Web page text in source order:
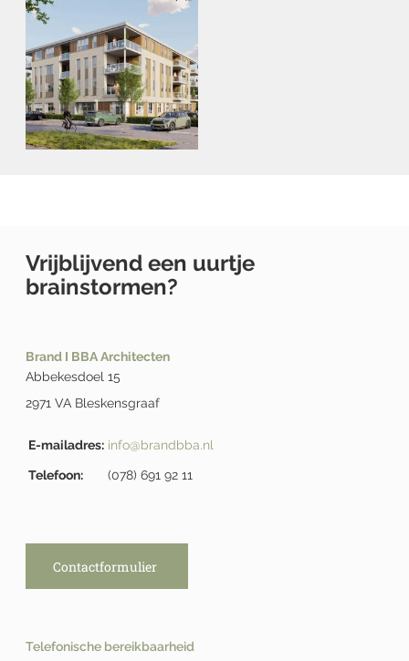
Vrijblijvend een uurtje
brainstormen?
Brand I BBA Architecten
Abbekesdoel 15
2971 VA Bleskensgraaf
E-mailadres: info@brandbba.nl
Telefoon: (078) 691 92 11
Contactformulier
Telefonische bereikbaarheid